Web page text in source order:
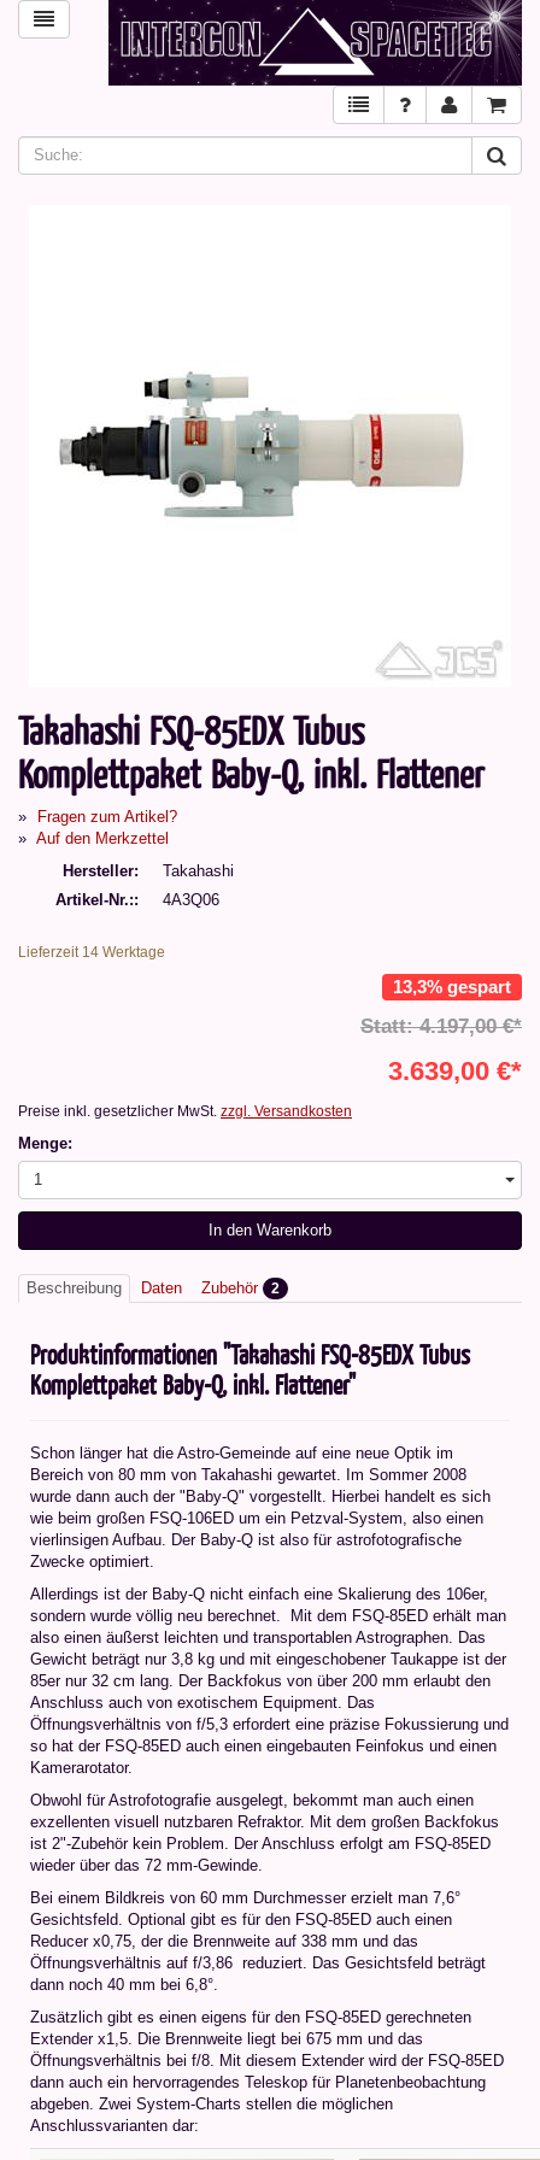
Takahashi FSQ-85EDX Tubus
Komplettpaket Baby-Q, inkl. Flattener
Fragen zum Artikel?
Auf den Merkzettel
Hersteller
Takahashi
Artikel-Nr.:
4A3Q06
Lieferzeit 14 Werktage
13,3% gespart
Statt: 4.197,00 €*
3.639,00 €*
Preise inkl. gesetzlicher MwSt. zzgl. Versandkosten
Menge:
1
In den Warenkorb
Beschreibung Daten Zubehör 2
Produktinformationen "Takahashi FSQ-85EDX Tubus
Komplettpaket Baby-Q, inkl. Flattener"
Schon länger hat die Astro-Gemeinde auf eine neue Optik im
Bereich von 80 mm von Takahashi gewartet. Im Sommer 2008
wurde dann auch der "Baby-Q" vorgestellt. Hierbei handelt es sich
wie beim großen FSQ-106ED um ein Petzval-System, also einen
vierlinsigen Aufbau. Der Baby-Q ist also für astrofotografische
Zwecke optimiert.
Allerdings ist der Baby-Q nicht einfach eine Skalierung des 106er,
sondern wurde völlig neu berechnet. Mit dem FSQ-85ED erhält man
also einen äußerst leichten und transportablen Astrographen. Das
Gewicht beträgt nur 3,8 kg und mit eingeschobener Taukappe ist der
85er nur 32 cm lang. Der Backfokus von über 200 mm erlaubt den
Anschluss auch von exotischem Equipment. Das
Öffnungsverhältnis von f/5,3 erfordert eine präzise Fokussierung und
so hat der FSQ-85ED auch einen eingebauten Feinfokus und einen
Kamerarotator.
Obwohl für Astrofotografie ausgelegt, bekommt man auch einen
exzellenten visuell nutzbaren Refraktor. Mit dem großen Backfokus
ist 2"-Zubehör kein Problem. Der Anschluss erfolgt am FSQ-85ED
wieder über das 72 mm-Gewinde.
Bei einem Bildkreis von 60 mm Durchmesser erzielt man 7,6°
Gesichtsfeld. Optional gibt es für den FSQ-85ED auch einen
Reducer x0,75, der die Brennweite auf 338 mm und das
Öffnungsverhältnis auf f/3,86 reduziert. Das Gesichtsfeld beträgt
dann noch 40 mm bei 6,8°.
Zusätzlich gibt es einen eigens für den FSQ-85ED gerechneten
Extender x1,5. Die Brennweite liegt bei 675 mm und das
Öffnungsverhältnis bei f/8. Mit diesem Extender wird der FSQ-85ED
dann auch ein hervorragendes Teleskop für Planetenbeobachtung
abgeben. Zwei System-Charts stellen die möglichen
Anschlussvarianten dar: